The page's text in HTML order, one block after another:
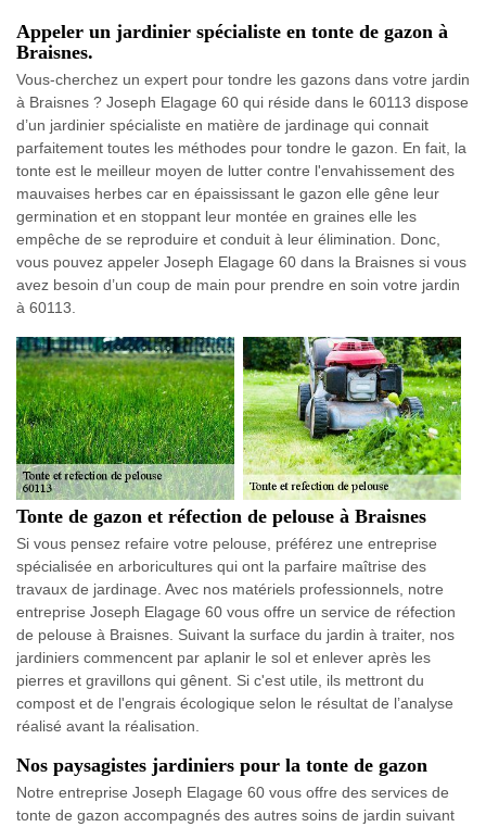
Appeler un jardinier spécialiste en tonte de gazon à
Braisnes.
Vous-cherchez un expert pour tondre les gazons dans votre jardin
à Braisnes ? Joseph Elagage 60 qui réside dans le 60113 dispose
d’un jardinier spécialiste en matière de jardinage qui connait
parfaitement toutes les méthodes pour tondre le gazon. En fait, la
tonte est le meilleur moyen de lutter contre l'envahissement des
mauvaises herbes car en épaississant le gazon elle gêne leur
germination et en stoppant leur montée en graines elle les
empêche de se reproduire et conduit à leur élimination. Donc,
vous pouvez appeler Joseph Elagage 60 dans la Braisnes si vous
avez besoin d’un coup de main pour prendre en soin votre jardin
à 60113.
Tonte de gazon et réfection de pelouse à Braisnes
Si vous pensez refaire votre pelouse, préférez une entreprise
spécialisée en arboricultures qui ont la parfaire maîtrise des
travaux de jardinage. Avec nos matériels professionnels, notre
entreprise Joseph Elagage 60 vous offre un service de réfection
de pelouse à Braisnes. Suivant la surface du jardin à traiter, nos
jardiniers commencent par aplanir le sol et enlever après les
pierres et gravillons qui gênent. Si c'est utile, ils mettront du
compost et de l'engrais écologique selon le résultat de l’analyse
réalisé avant la réalisation.
Nos paysagistes jardiniers pour la tonte de gazon
Notre entreprise Joseph Elagage 60 vous offre des services de
tonte de gazon accompagnés des autres soins de jardin suivant